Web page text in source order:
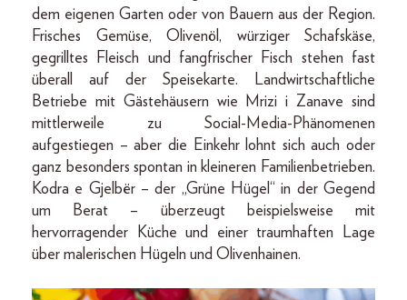
dem eigenen Garten oder von Bauern aus der Region.
Frisches Gemüse, Olivenöl, würziger Schafskäse,
gegrilltes Fleisch und fangfrischer Fisch stehen fast
überall auf der Speisekarte. Landwirtschaftliche
Betriebe mit Gästehäusern wie Mrizi i Zanave sind
mittlerweile zu Social-Media-Phänomenen
aufgestiegen – aber die Einkehr lohnt sich auch oder
ganz besonders spontan in kleineren Familienbetrieben.
Kodra e Gjelbër – der „Grüne Hügel“ in der Gegend
um Berat – überzeugt beispielsweise mit
hervorragender Küche und einer traumhaften Lage
über malerischen Hügeln und Olivenhainen.